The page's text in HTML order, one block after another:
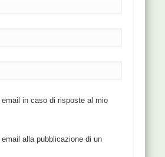
in caso di risposte al mio
alla pubblicazione di un